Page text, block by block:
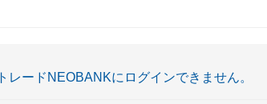
レードNEOBANKにログインできません。